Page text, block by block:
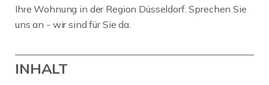
Ihre Wohnung in der Region Düsseldorf. Sprechen Sie
uns an - wir sind für Sie da.
INHALT